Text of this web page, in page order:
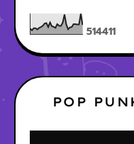
514411
POP